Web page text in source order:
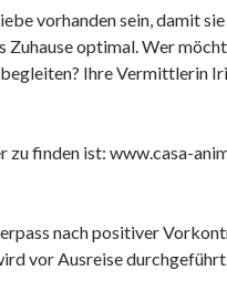
vorhanden sein, damit
optimal. Wer
Ihre Vermittlerin
zu finden ist: www.casa-
nach positiver
vor Ausreise durchgeführt.